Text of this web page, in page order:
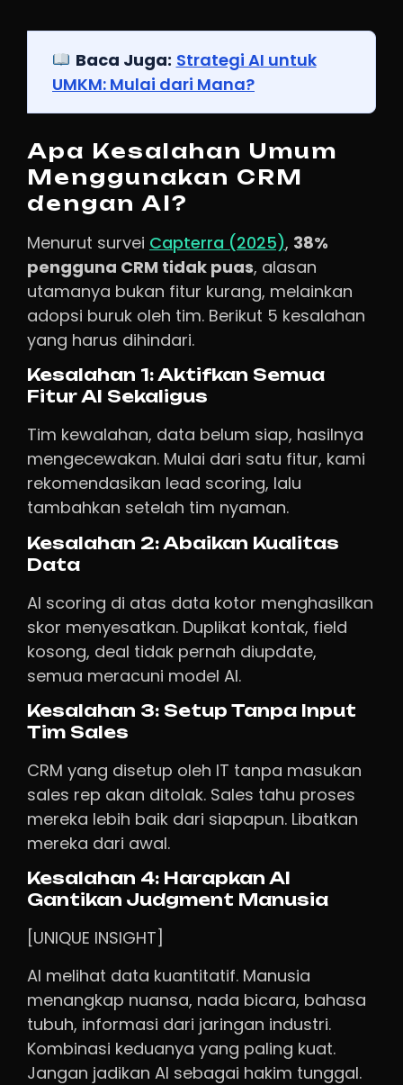
Baca Juga: Strategi AI untuk
UMKM: Mulai dari Mana?
Apa Kesalahan Umum
Menggunakan CRM
dengan AI?
Menurut survei Capterra (2025), 38%
pengguna CRM tidak puas, alasan
utamanya bukan fitur kurang, melainkan
adopsi buruk oleh tim. Berikut 5 kesalahan
yang harus dihindari.
Kesalahan 1: Aktifkan Semua
Fitur AI Sekaligus
Tim kewalahan, data belum siap, hasilnya
mengecewakan. Mulai dari satu fitur, kami
rekomendasikan lead scoring, lalu
tambahkan setelah tim nyaman.
Kesalahan 2: Abaikan Kualitas
Data
AI scoring di atas data kotor menghasilkan
skor menyesatkan. Duplikat kontak, field
kosong, deal tidak pernah diupdate,
semua meracuni model AI.
Kesalahan 3: Setup Tanpa Input
Tim Sales
CRM yang disetup oleh IT tanpa masukan
sales rep akan ditolak. Sales tahu proses
mereka lebih baik dari siapapun. Libatkan
mereka dari awal.
Kesalahan 4: Harapkan AI
Gantikan Judgment Manusia
[UNIQUE INSIGHT]
AI melihat data kuantitatif. Manusia
menangkap nuansa, nada bicara, bahasa
tubuh, informasi dari jaringan industri.
Kombinasi keduanya yang paling kuat.
Jangan jadikan AI sebagai hakim tunggal.